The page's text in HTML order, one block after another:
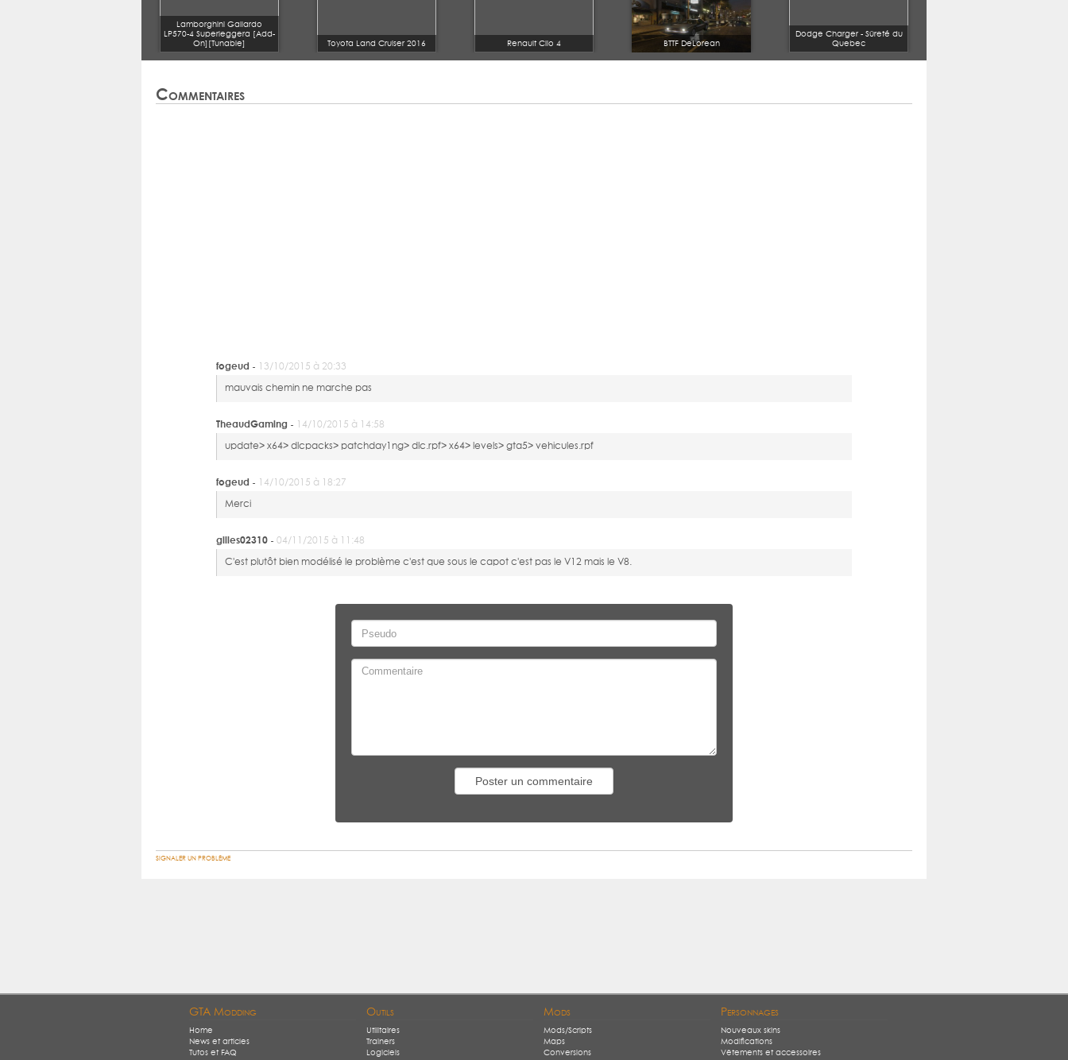
Lamborghini Gallardo
LP570-4 Superleggera [Add-
On][Tunable]
Toyota Land Cruiser 2016 Renault Clio 4 BTTF DeLorean
Dodge Charger - Sûreté du
Quebec
Commentaires
fogeud - 13/10/2015 à 20:33
mauvais chemin ne marche pas
TheaudGaming - 14/10/2015 à 14:58
update> x64> dlcpacks> patchday1ng> dlc.rpf> x64> levels> gta5> vehicules.rpf
fogeud - 14/10/2015 à 18:27
Merci
gilles02310 - 04/11/2015 à 11:48
C'est plutôt bien modélisé le problème c'est que sous le capot c'est pas le V12 mais le V8.
SIGNALER UN PROBLÈME
GTA Modding
Home
News et articles
Tutos et FAQ
Outils
Utilitaires
Trainers
Logiciels
Mods
Mods/Scripts
Maps
Conversions
Personnages
Nouveaux skins
Modifications
Vêtements et accessoires